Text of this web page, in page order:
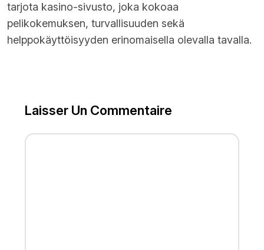
tarjota kasino-sivusto, joka kokoaa
pelikokemuksen, turvallisuuden sekä
helppokäyttöisyyden erinomaisella olevalla tavalla.
Laisser Un Commentaire